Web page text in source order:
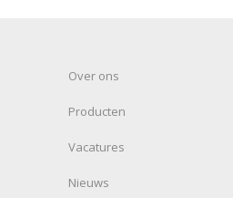
Over ons
Producten
Vacatures
Nieuws